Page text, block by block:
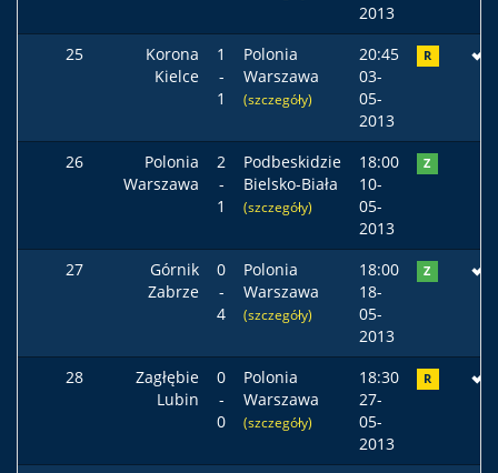
2013
25
Korona
Kielce
1
-
1
Polonia
Warszawa
(szczegóły)
20:45
03-
05-
2013
R
26
Polonia
Warszawa
2
-
1
Podbeskidzie
Bielsko-Biała
(szczegóły)
18:00
10-
05-
2013
Z
27
Górnik
Zabrze
0
-
4
Polonia
Warszawa
(szczegóły)
18:00
18-
05-
2013
Z
28
Zagłębie
Lubin
0
-
0
Polonia
Warszawa
(szczegóły)
18:30
27-
05-
2013
R